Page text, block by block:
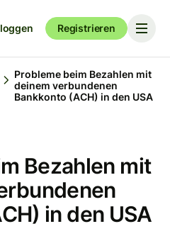
Registrieren
Probleme beim Bezahlen mit
deinem verbundenen
Bankkonto (ACH) in den USA
Bezahlen mit
in den USA